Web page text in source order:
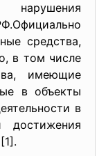
средства,
в том числе
имеющие
в объекты
в
достижения